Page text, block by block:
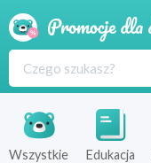
Wszystkie Edukacja